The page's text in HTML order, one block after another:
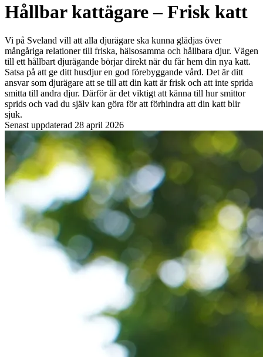
Hållbar kattägare – Frisk katt
Vi på Sveland vill att alla djurägare ska kunna glädjas över
mångåriga relationer till friska, hälsosamma och hållbara djur. Vägen
till ett hållbart djurägande börjar direkt när du får hem din nya katt.
Satsa på att ge ditt husdjur en god förebyggande vård. Det är ditt
ansvar som djurägare att se till att din katt är frisk och att inte sprida
smitta till andra djur. Därför är det viktigt att känna till hur smittor
sprids och vad du själv kan göra för att förhindra att din katt blir
sjuk.
Senast uppdaterad 28 april 2026